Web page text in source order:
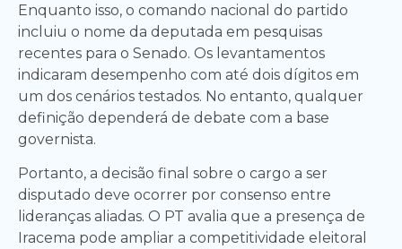
Enquanto isso, o comando nacional do partido
incluiu o nome da deputada em pesquisas
recentes para o Senado. Os levantamentos
indicaram desempenho com até dois dígitos em
um dos cenários testados. No entanto, qualquer
definição dependerá de debate com a base
governista.
Portanto, a decisão final sobre o cargo a ser
disputado deve ocorrer por consenso entre
lideranças aliadas. O PT avalia que a presença de
Iracema pode ampliar a competitividade eleitoral